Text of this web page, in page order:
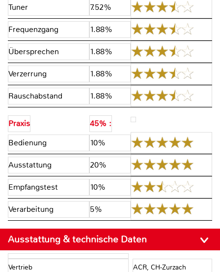
Tuner 7.52%
Frequenzgang 1.88%
Übersprechen 1.88%
Verzerrung 1.88%
Rauschabstand 1.88%
Praxis
45% :
Bedienung
10%
Ausstattung 20%
Empfangstest 10%
Verarbeitung 5%
Ausstattung & technische Daten
Vertrieb ACR, CH-Zurzach